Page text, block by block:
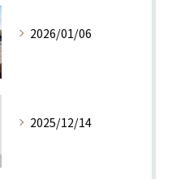
2026/01/06
2025/12/14